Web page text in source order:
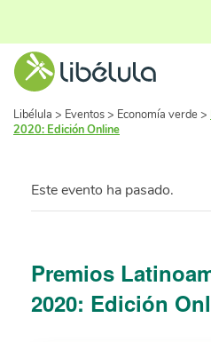
Libélula > Eventos> Economía verde >
2020: Edición Online
Este evento ha pasado.
Premios
2020: Edición